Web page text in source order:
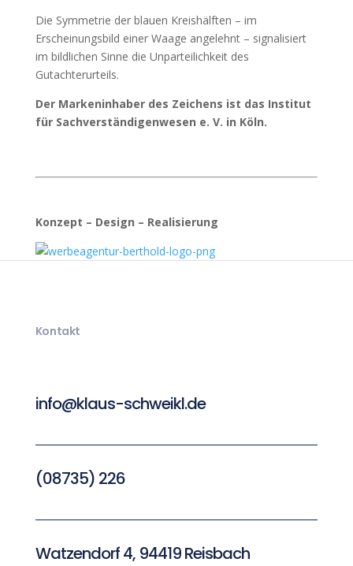
Die Symmetrie der blauen Kreishälften – im
Erscheinungsbild einer Waage angelehnt – signalisiert
im bildlichen Sinne die Unparteilichkeit des
Gutachterurteils.
Der Markeninhaber des Zeichens ist das Institut
für Sachverständigenwesen e. V. in Köln.
Konzept – Design – Realisierung
Kontakt
info@klaus-schweikl.de
(08735) 226
Watzendorf 4, 94419 Reisbach